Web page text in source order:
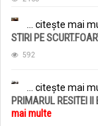
... citește mai
STIRI PE
592
... citește mai
PRIMARUL RESITEI
mai multe